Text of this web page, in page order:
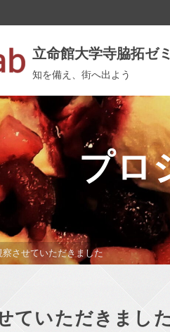
立命館大学寺脇拓ゼミ
知を備え、街へ出よう
プロ
させていただきました
ていただきまし